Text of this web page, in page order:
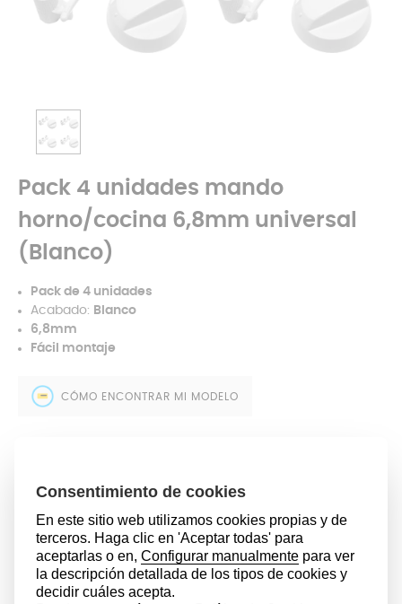
Pack 4 unidades mando
horno/cocina 6,8mm universal
(Blanco)
Pack de 4 unidades
Acabado: Blanco
6,8mm
Fácil montaje
CÓMO ENCONTRAR MI MODELO
4,99 € AÑADIR AL CARRITO
DESCRIPCIÓN